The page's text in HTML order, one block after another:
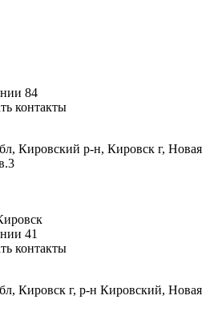
84
контакты
Кировский р-н, Кировск г, Новая
41
контакты
Кировск г, р-н Кировский, Новая